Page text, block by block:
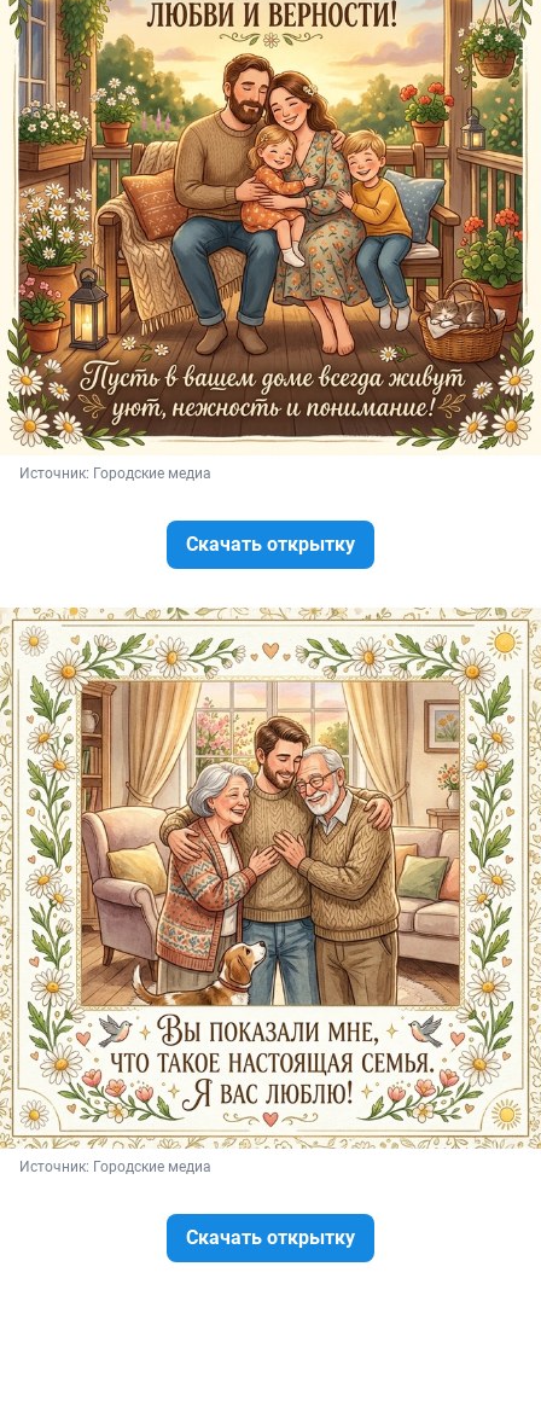
Источник: Городские медиа
Скачать открытку
Источник: Городские медиа
Скачать открытку